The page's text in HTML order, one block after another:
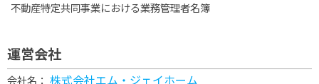
不動産特定共同事業における業務管理者名簿
運営会社
会社名： 株式会社エム・ジェイホーム